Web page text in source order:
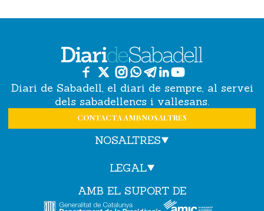
Diari de Sabadell, el diari de sempre, al servei
dels sabadellencs i vallesans.
CONTACTA AMB NOSALTRES
NOSALTRES
LEGAL
AMB EL SUPORT DE